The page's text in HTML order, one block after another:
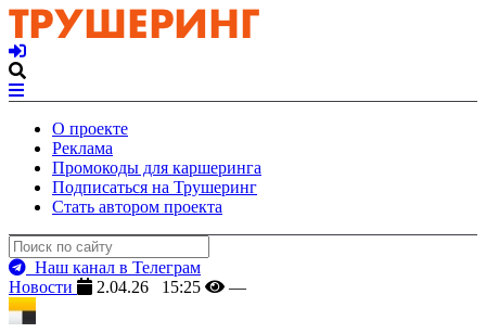
О проекте
Реклама
Промокоды для каршеринга
Подписаться на Трушеринг
Стать автором проекта
Наш канал в Телеграм
Новости
2.04.26 15:25 —